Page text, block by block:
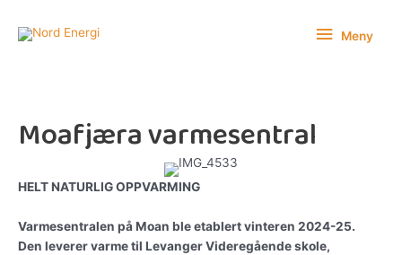
rett
Meny
Meny
Moafjæra varmesentral
HELT NATURLIG OPPVARMING
Varmesentralen på Moan ble etablert vinteren 2024-25.
Den leverer varme til Levanger Videregående skole,